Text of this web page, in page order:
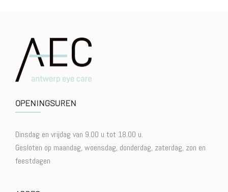
OPENINGSUREN
Dinsdag en vrijdag van 9.00 u tot 18.00 u.
Gesloten op maandag, woensdag, donderdag, zaterdag, zon en
feestdagen